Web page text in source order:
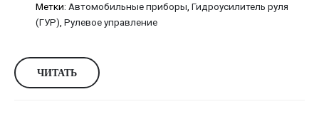
Метки: Автомобильные приборы Гидроусилитель руля
(ГУР) Рулевое управление
ЧИТАТЬ